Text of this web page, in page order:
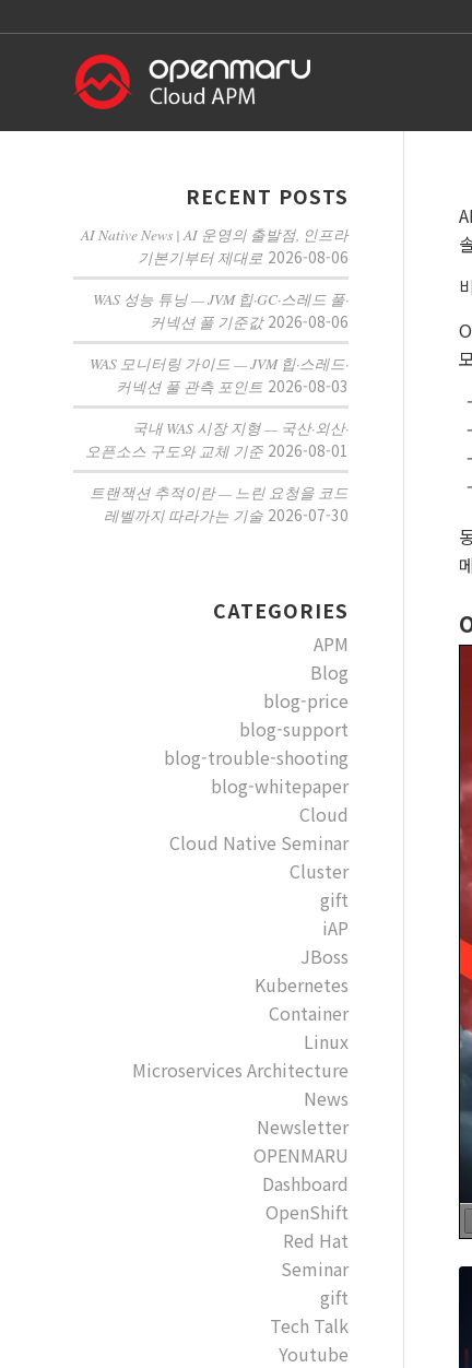
RECENT POSTS
AI Native News | AI 운영의 출발점, 인프라
기본기부터 제대로 2026-08-06
WAS 성능 튜닝 — JVM 힙·GC·스레드 풀·
커넥션 풀 기준값 2026-08-06
WAS 모니터링 가이드 — JVM 힙·스레드·
커넥션 풀 관측 포인트 2026-08-03
국내 WAS 시장 지형 — 국산·외산·
오픈소스 구도와 교체 기준 2026-08-01
트랜잭션 추적이란 — 느린 요청을 코드
레벨까지 따라가는 기술 2026-07-30
CATEGORIES
APM
Blog
blog-price
blog-support
blog-trouble-shooting
blog-whitepaper
Cloud
Cloud Native Seminar
Cluster
gift
iAP
JBoss
Kubernetes
Container
Linux
Microservices Architecture
News
Newsletter
OPENMARU
Dashboard
OpenShift
Red Hat
Seminar
gift
Tech Talk
Youtube